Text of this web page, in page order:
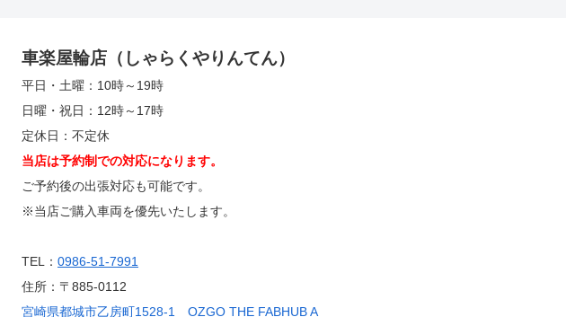
車楽屋輪店（しゃらくやりんてん）
平日・土曜：10時～19時
日曜・祝日：12時～17時
定休日：不定休
当店は予約制での対応になります。
ご予約後の出張対応も可能です。
※当店ご購入車両を優先いたします。
TEL： 0986-51-7991
住所：〒885-0112
宮崎県都城市乙房町1528-1 OZGO THE FABHUB A